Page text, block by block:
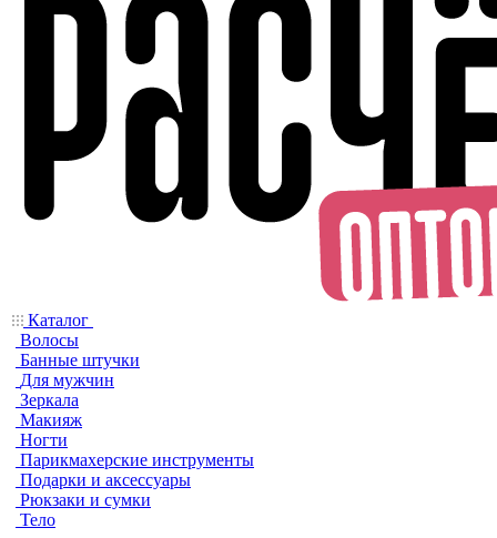
Каталог
Волосы
Банные штучки
Для мужчин
Зеркала
Макияж
Ногти
Парикмахерские инструменты
Подарки и аксессуары
Рюкзаки и сумки
Тело